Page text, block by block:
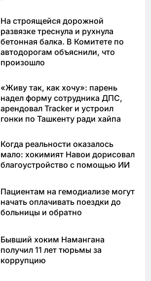
На строящейся дорожной
развязке треснула и рухнула
бетонная балка. В Комитете по
автодорогам объяснили, что
произошло
«Живу так, как хочу»: парень
надел форму сотрудника ДПС,
арендовал Tracker и устроил
гонки по Ташкенту ради хайпа
Когда реальности оказалось
мало: хокимият Навои дорисовал
благоустройство с помощью ИИ
Пациентам на гемодиализе могут
начать оплачивать поездки до
больницы и обратно
Бывший хоким Намангана
получил 11 лет тюрьмы за
коррупцию